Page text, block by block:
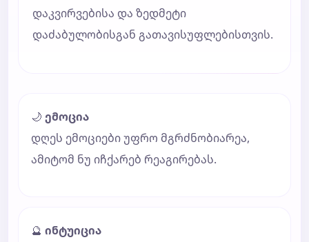
დაკვირვებისა და ზედმეტი
დაძაბულობისგან გათავისუფლებისთვის.
🌙 ემოცია
დღეს ემოციები უფრო მგრძნობიარეა,
ამიტომ ნუ იჩქარებ რეაგირებას.
🔮 ინტუიცია